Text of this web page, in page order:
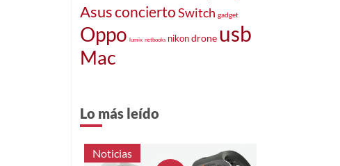
AsusconciertoSwitch gadget
Oppo lumix netbooks nikondrone usb
Mac
Lo más leído
Noticias